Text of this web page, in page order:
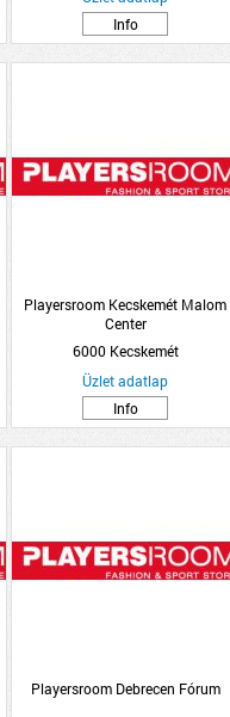
Info
Playersroom Kecskemét Malom
Center
6000 Kecskemét
Üzlet adatlap
Info
Playersroom Debrecen Fórum